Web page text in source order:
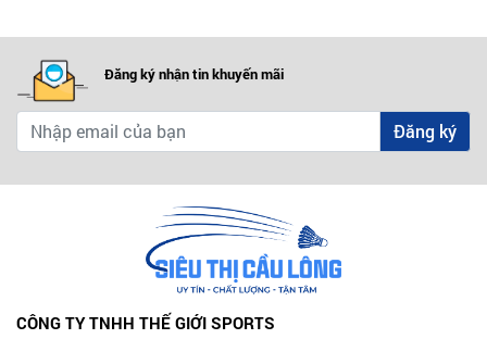
Đăng ký nhận tin khuyến mãi
Đăng ký
CÔNG TY TNHH THẾ GIỚI SPORTS